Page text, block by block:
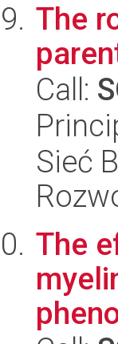
The
Call:
Sieć
The